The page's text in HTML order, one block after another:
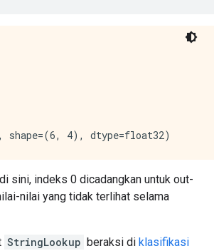
sini, indeks 0 dicadangkan untuk out-
nilai yang tidak terlihat selama
StringLookup beraksi di klasifikasi